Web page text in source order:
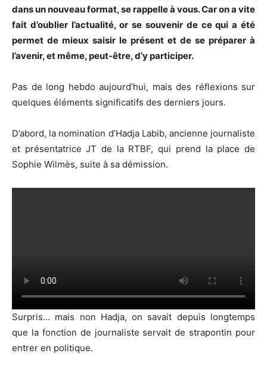
dans un nouveau format, se rappelle à vous. Car on a vite
fait d’oublier l’actualité, or se souvenir de ce qui a été
permet de mieux saisir le présent et de se préparer à
l’avenir, et même, peut-être, d’y participer.
Pas de long hebdo aujourd’hui, mais des réflexions sur
quelques éléments significatifs des derniers jours.
D’abord, la nomination d’Hadja Labib, ancienne journaliste
et présentatrice JT de la RTBF, qui prend la place de
Sophie Wilmès, suite à sa démission.
Surpris… mais non Hadja, on savait depuis longtemps
que la fonction de journaliste servait de strapontin pour
entrer en politique.